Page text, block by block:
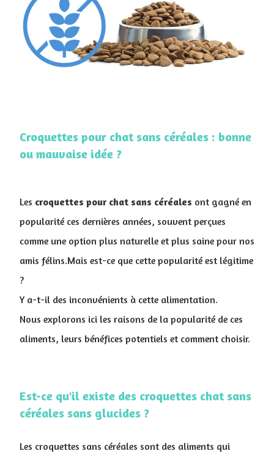
Croquettes pour chat sans céréales : bonne
ou mauvaise idée ?
Les croquettes pour chat sans céréales ont gagné en
popularité ces dernières années, souvent perçues
comme une option plus naturelle et plus saine pour nos
amis félins.Mais est-ce que cette popularité est légitime
?
Y a-t-il des inconvénients à cette alimentation.
Nous explorons ici les raisons de la popularité de ces
aliments, leurs bénéfices potentiels et comment choisir.
Est-ce qu'il existe des croquettes chat sans
céréales sans glucides ?
Les croquettes sans céréales sont des aliments qui